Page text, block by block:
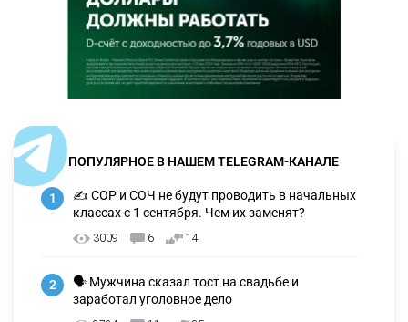
ПОПУЛЯРНОЕ В НАШЕМ TELEGRAM-КАНАЛЕ
1
✍️ СОР и СОЧ не будут проводить в начальных
классах с 1 сентября. Чем их заменят?
3009 6 14
2
🗣 Мужчина сказал тост на свадьбе и
заработал уголовное дело